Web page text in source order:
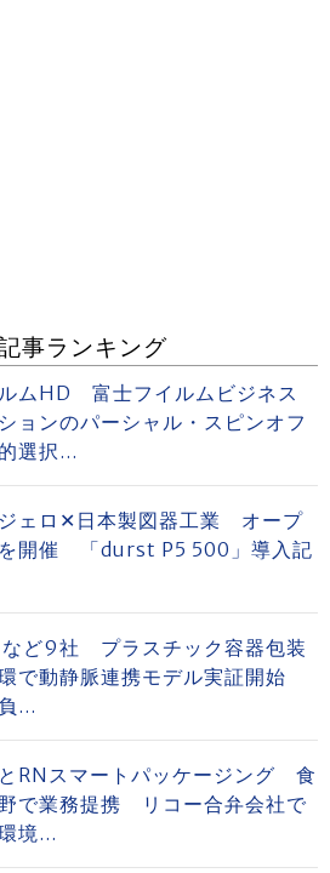
事ランキング
ムHD 富士フイルムビジネス
ョンのパーシャル・スピンオフ
選択...
ジェロ✕日本製図器工業 オープ
開催 「durst P5 500」導入記
ど9社 プラスチック容器包装
で動静脈連携モデル実証開始
...
RNスマートパッケージング 食
で業務提携 リコー合弁会社で
境...